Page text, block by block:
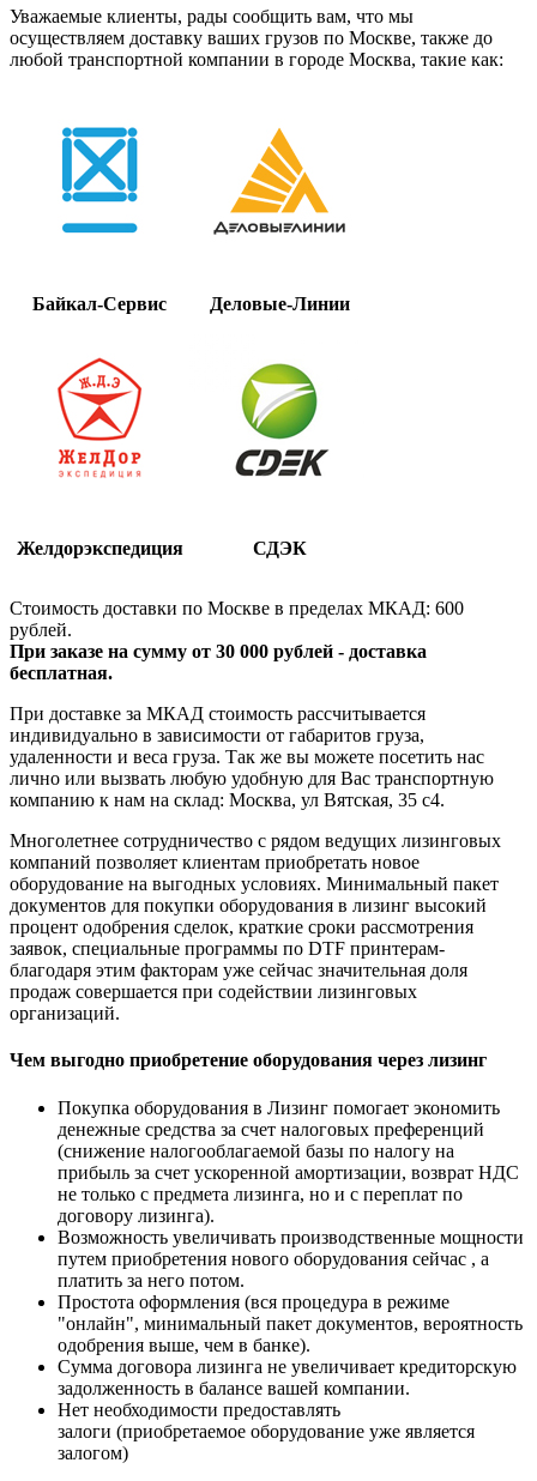
Уважаемые клиенты, рады сообщить вам, что мы
осуществляем доставку ваших грузов по Москве, также до
любой транспортной компании в городе Москва, такие как:
Байкал-Сервис Деловые-Линии
Желдорэкспедиция СДЭК
Стоимость доставки по Москве в пределах МКАД: 600
рублей.
При заказе на сумму от 30 000 рублей - доставка
бесплатная.
При доставке за МКАД стоимость рассчитывается
индивидуально в зависимости от габаритов груза,
удаленности и веса груза. Так же вы можете посетить нас
лично или вызвать любую удобную для Вас транспортную
компанию к нам на склад: Москва, ул Вятская, 35 c4.
Многолетнее сотрудничество с рядом ведущих лизинговых
компаний позволяет клиентам приобретать новое
оборудование на выгодных условиях. Минимальный пакет
документов для покупки оборудования в лизинг высокий
процент одобрения сделок, краткие сроки рассмотрения
заявок, специальные программы по DTF принтерам-
благодаря этим факторам уже сейчас значительная доля
продаж совершается при содействии лизинговых
организаций.
Чем выгодно приобретение оборудования через лизинг
Покупка оборудования в Лизинг помогает экономить
денежные средства за счет налоговых преференций
(снижение налогооблагаемой базы по налогу на
прибыль за счет ускоренной амортизации, возврат НДС
не только с предмета лизинга, но и с переплат по
договору лизинга).
Возможность увеличивать производственные мощности
путем приобретения нового оборудования сейчас , а
платить за него потом.
Простота оформления (вся процедура в режиме
"онлайн", минимальный пакет документов, вероятность
одобрения выше, чем в банке).
Сумма договора лизинга не увеличивает кредиторскую
задолженность в балансе вашей компании.
Нет необходимости предоставлять
залоги (приобретаемое оборудование уже является
залогом)